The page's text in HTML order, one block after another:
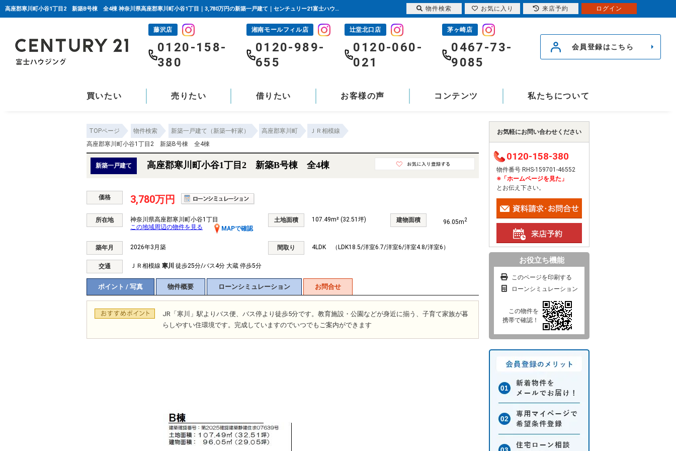
高座郡寒川町小谷1丁目2 新築B号棟 全4棟 神奈川県高座郡寒川町小谷1丁目｜3,780万円の新築一戸建て｜センチュリー21富士ハウジング
藤沢店
0120-158-
380
湘南モールフィル店
0120-989-
655
辻堂北口店
0120-060-
021
茅ヶ崎店
0467-73-
9085
会員登録はこちら
買いたい 売りたい 借りたい お客様の声 コンテンツ 私たちについて
TOPページ 物件検索 新築一戸建て（新築一軒家） 高座郡寒川町
ＪＲ相模線
高座郡寒川町小谷1丁目2 新築B号棟 全4棟
新築一戸建て 高座郡寒川町小谷1丁目2 新築B号棟 全4棟
価格 3,780万円
所在地
神奈川県高座郡寒川町小谷1丁目
MAPで確認
この地域周辺の物件を見る
土地面積 107.49m² (32.51坪) 建物面積 96.05m2
築年月 2026年3月築 間取り 4LDK （LDK18.5/洋室6.7/洋室6/洋室4.8/洋室6）
交通 ＪＲ相模線 寒川 徒歩25分/バス4分 大蔵 停歩5分
ポイント / 写真 物件概要 ローンシミュレーション お問合せ
JR「寒川」駅よりバス便、バス停より徒歩5分です。教育施設・公園などが身近に揃う、子育て家族が暮
らしやすい住環境です。完成していますのでいつでもご案内ができます
お気軽にお問い合わせください
0120-158-380
物件番号 RHS-159701-46552
※「ホームページを見た」
とお伝え下さい。
お役立ち機能
このページを印刷する
ローンシミュレーション
この物件を
携帯で確認！
物件検索 お気に入り 来店予約 ログイン